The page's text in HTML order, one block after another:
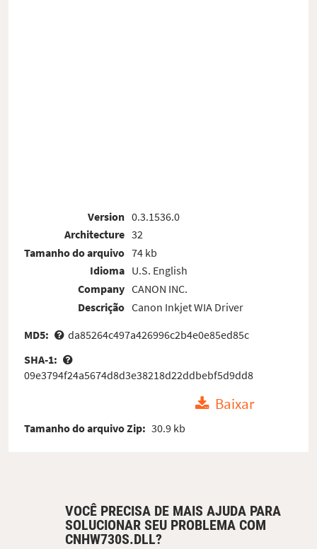
Version
Architecture
Tamanho do arquivo
Idioma
Company
Descrição
0.3.1536.0
32
74 kb
U.S. English
CANON INC.
Canon Inkjet WIA Driver
MD5:
da85264c497a426996c2b4e0e85ed85c
SHA-1:
09e3794f24a5674d8d3e38218d22ddbebf5d9dd8
Baixar
Tamanho do arquivo Zip: 30.9 kb
VOCÊ PRECISA DE MAIS AJUDA PARA
SOLUCIONAR SEU PROBLEMA COM
CNHW730S.DLL?